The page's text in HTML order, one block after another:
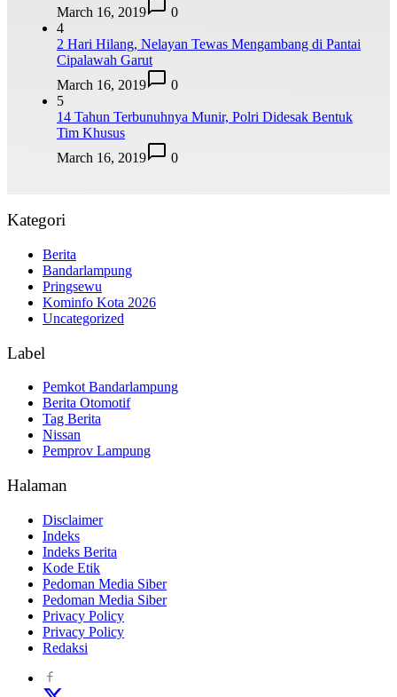
March 16, 2019
0
4
2 Hari Hilang, Nelayan Tewas Mengambang di Pantai
Cipalawah Garut
March 16, 2019
0
5
14 Tahun Terbunuhnya Munir, Polri Didesak Bentuk
Tim Khusus
March 16, 2019
0
Kategori
Berita
Bandarlampung
Pringsewu
Kominfo Kota 2026
Uncategorized
Label
Pemkot Bandarlampung
Berita Otomotif
Tag Berita
Nissan
Pemprov Lampung
Halaman
Disclaimer
Indeks
Indeks Berita
Kode Etik
Pedoman Media Siber
Pedoman Media Siber
Privacy Policy
Privacy Policy
Redaksi